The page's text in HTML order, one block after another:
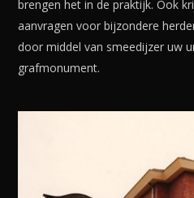
brengen het in de praktijk. Ook
aanvragen voor bijzondere
door middel van smeedijzer uw
grafmonument.